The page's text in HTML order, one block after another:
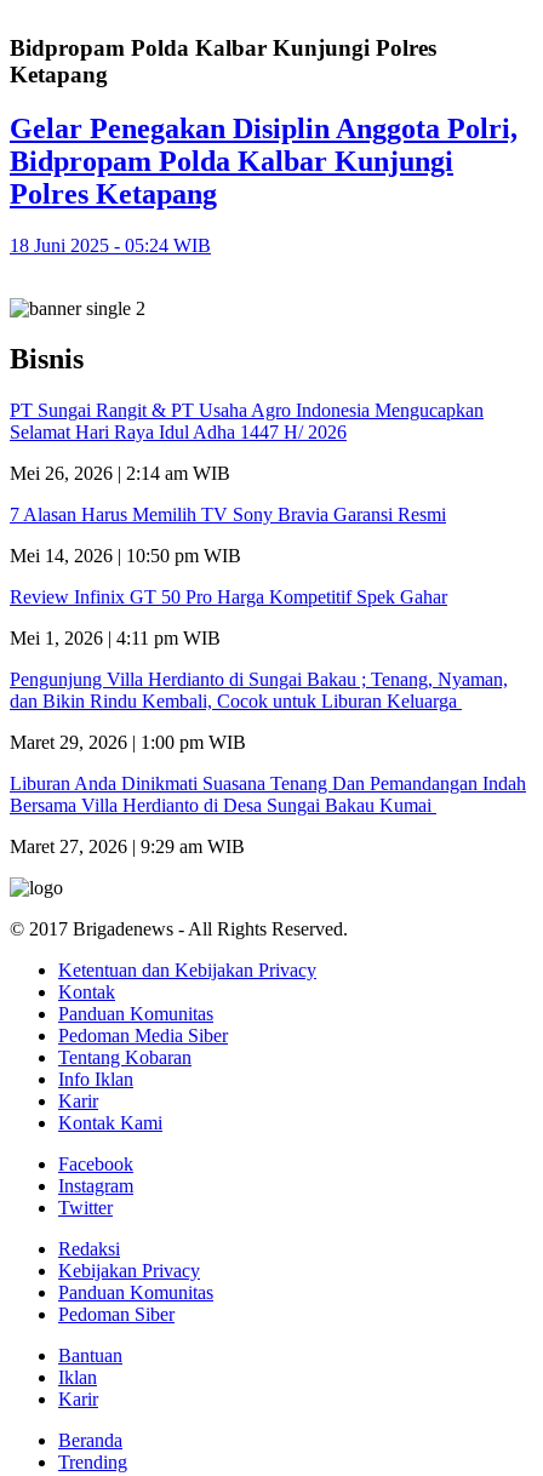
Bidpropam Polda Kalbar Kunjungi Polres
Ketapang
Gelar Penegakan Disiplin Anggota Polri,
Bidpropam Polda Kalbar Kunjungi
Polres Ketapang
18 Juni 2025 - 05:24 WIB
Bisnis
PT Sungai Rangit & PT Usaha Agro Indonesia Mengucapkan
Selamat Hari Raya Idul Adha 1447 H/ 2026
Mei 26, 2026 | 2:14 am WIB
7 Alasan Harus Memilih TV Sony Bravia Garansi Resmi
Mei 14, 2026 | 10:50 pm WIB
Review Infinix GT 50 Pro Harga Kompetitif Spek Gahar
Mei 1, 2026 | 4:11 pm WIB
Pengunjung Villa Herdianto di Sungai Bakau ; Tenang, Nyaman,
dan Bikin Rindu Kembali, Cocok untuk Liburan Keluarga
Maret 29, 2026 | 1:00 pm WIB
Liburan Anda Dinikmati Suasana Tenang Dan Pemandangan Indah
Bersama Villa Herdianto di Desa Sungai Bakau Kumai
Maret 27, 2026 | 9:29 am WIB
© 2017 Brigadenews - All Rights Reserved.
Ketentuan dan Kebijakan Privacy
Kontak
Panduan Komunitas
Pedoman Media Siber
Tentang Kobaran
Info Iklan
Karir
Kontak Kami
Facebook
Instagram
Twitter
Redaksi
Kebijakan Privacy
Panduan Komunitas
Pedoman Siber
Bantuan
Iklan
Karir
Beranda
Trending